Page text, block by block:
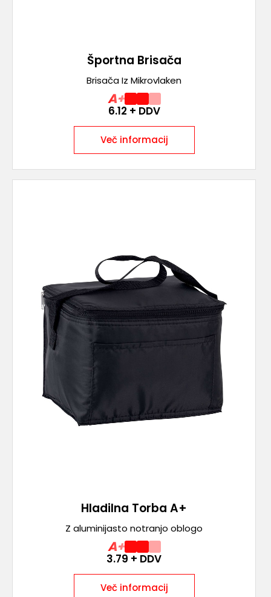
Športna Brisača
Brisača Iz Mikrovlaken
A+
6.12 + DDV
Več informacij
Hladilna Torba A+
Z aluminijasto notranjo oblogo
A+
3.79 + DDV
Več informacij